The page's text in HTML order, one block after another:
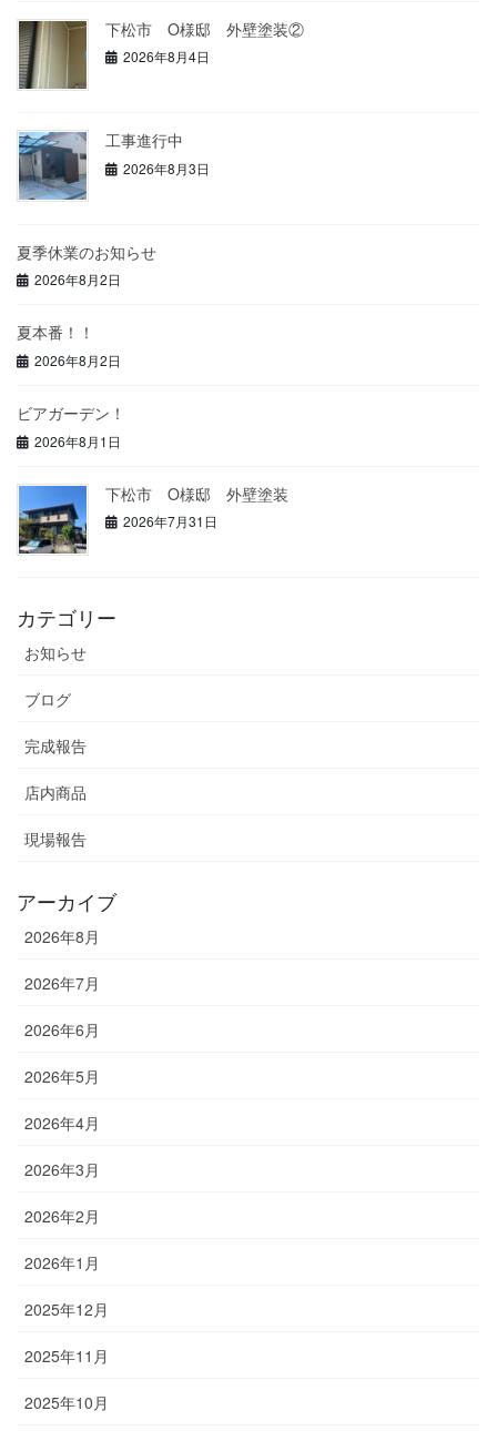
下松市 O様邸 外壁塗装②
2026年8月4日
工事進行中
2026年8月3日
夏季休業のお知らせ
2026年8月2日
夏本番！！
2026年8月2日
ビアガーデン！
2026年8月1日
下松市 O様邸 外壁塗装
2026年7月31日
カテゴリー
お知らせ
ブログ
完成報告
店内商品
現場報告
アーカイブ
2026年8月
2026年7月
2026年6月
2026年5月
2026年4月
2026年3月
2026年2月
2026年1月
2025年12月
2025年11月
2025年10月